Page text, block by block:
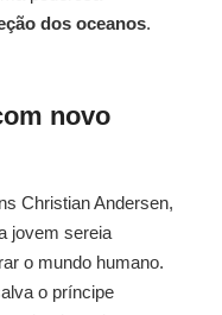
dos oceanos.
novo
Christian Andersen,
jovem sereia
o mundo humano.
o príncipe